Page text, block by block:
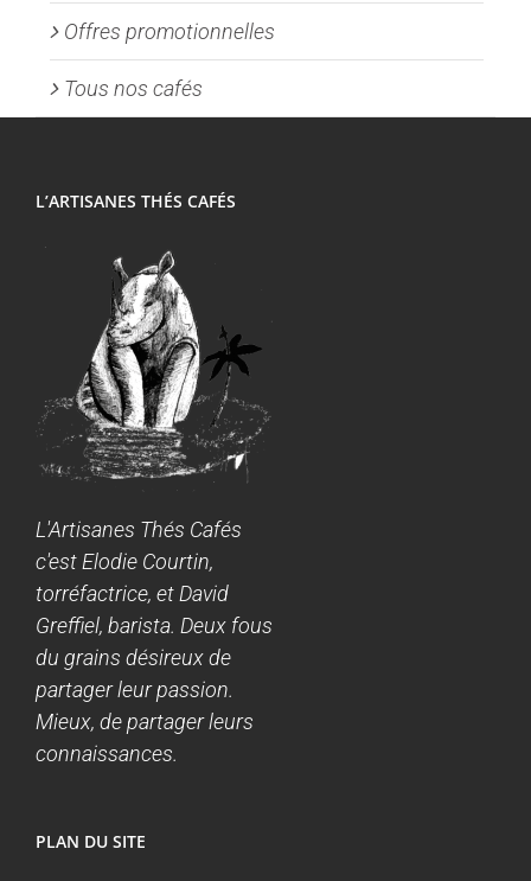
Offres promotionnelles
Tous nos cafés
L’ARTISANES THÉS CAFÉS
L'Artisanes Thés Cafés
c'est Elodie Courtin,
torréfactrice, et David
Greffiel, barista. Deux fous
du grains désireux de
partager leur passion.
Mieux, de partager leurs
connaissances.
PLAN DU SITE